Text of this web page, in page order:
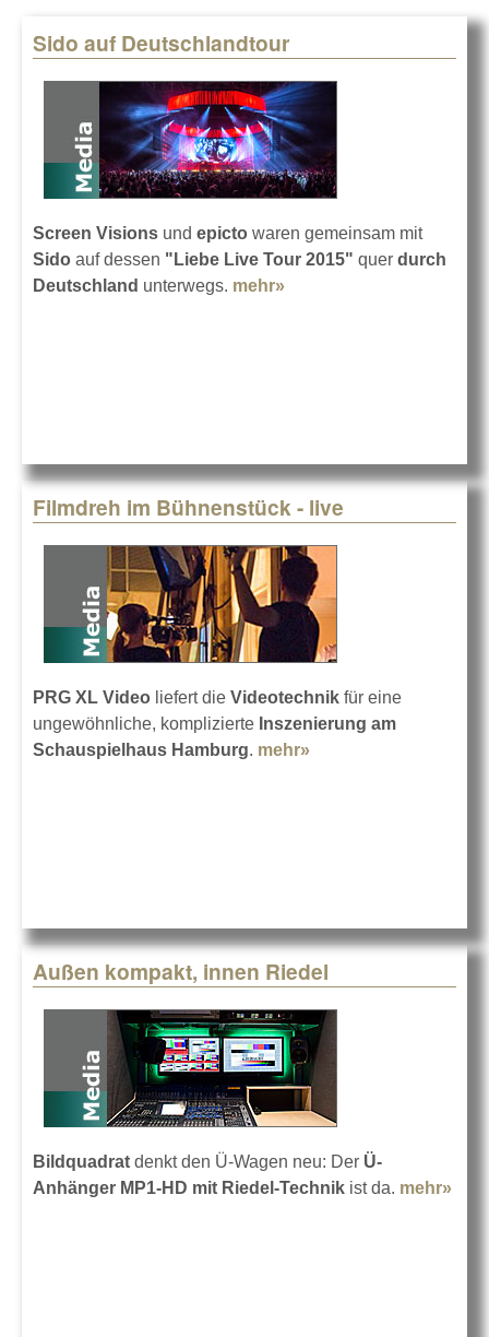
Sido auf Deutschlandtour
Screen Visions und epicto waren gemeinsam mit
Sido auf dessen "Liebe Live Tour 2015" quer durch
Deutschland unterwegs. mehr»
Filmdreh im Bühnenstück - live
PRG XL Video liefert die Videotechnik für eine
ungewöhnliche, komplizierte Inszenierung am
Schauspielhaus Hamburg. mehr»
Außen kompakt, innen Riedel
Bildquadrat denkt den Ü-Wagen neu: Der Ü-
Anhänger MP1-HD mit Riedel-Technik ist da. mehr»
Pages